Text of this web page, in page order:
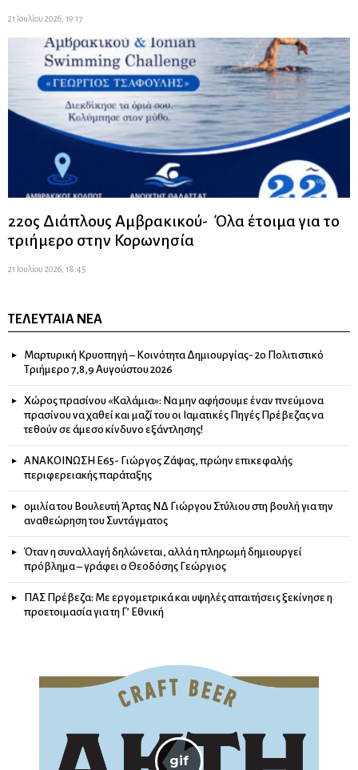
21 Ιουλίου 2026, 19:17
22ος Διάπλους Αμβρακικού- Όλα έτοιμα για το
τριήμερο στην Κορωνησία
21 Ιουλίου 2026, 18:45
ΤΕΛΕΥΤΑΊΑ ΝΈΑ
Μαρτυρική Κρυοπηγή – Κοινότητα Δημιουργίας- 2ο Πολιτιστικό
Τριήμερο 7,8,9 Αυγούστου 2026
Χώρος πρασίνου «Καλάμια»: Να μην αφήσουμε έναν πνεύμονα
πρασίνου να χαθεί και μαζί του οι Ιαματικές Πηγές Πρέβεζας να
τεθούν σε άμεσο κίνδυνο εξάντλησης!
ΑΝΑΚΟΙΝΩΣΗ Ε65- Γιώργος Ζάψας, πρώην επικεφαλής
περιφερειακής παράταξης
ομιλία του Βουλευτή Άρτας ΝΔ Γιώργου Στύλιου στη βουλή για την
αναθεώρηση του Συντάγματος
Όταν η συναλλαγή δηλώνεται, αλλά η πληρωμή δημιουργεί
πρόβλημα – γράφει ο Θεοδόσης Γεώργιος
ΠΑΣ Πρέβεζα: Με εργομετρικά και υψηλές απαιτήσεις ξεκίνησε η
προετοιμασία για τη Γ’ Εθνική